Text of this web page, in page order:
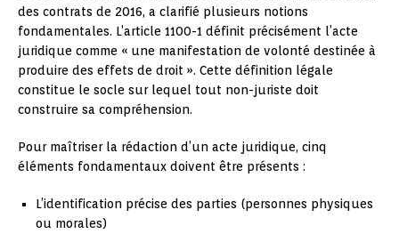
des contrats de 2016, a clarifié plusieurs notions
fondamentales. L’article 1100-1 définit précisément l’acte
juridique comme « une manifestation de volonté destinée à
produire des effets de droit ». Cette définition légale
constitue le socle sur lequel tout non-juriste doit
construire sa compréhension.
Pour maîtriser la rédaction d’un acte juridique, cinq
éléments fondamentaux doivent être présents :
L’identification précise des parties (personnes physiques
ou morales)